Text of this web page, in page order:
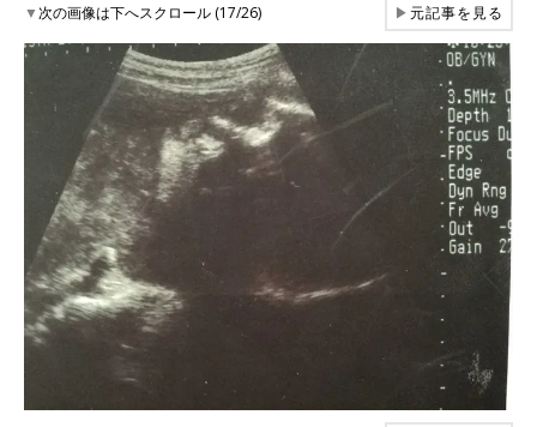
▼次の画像は下へスクロール (17/26) ▶元記事を見る